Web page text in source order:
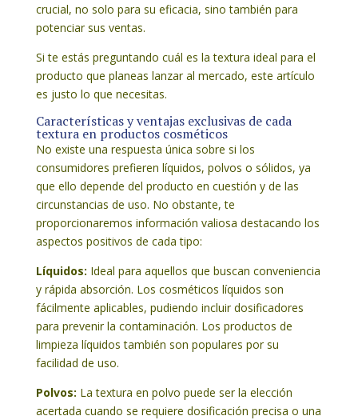
crucial, no solo para su eficacia, sino también para
potenciar sus ventas.
Si te estás preguntando cuál es la textura ideal para el
producto que planeas lanzar al mercado, este artículo
es justo lo que necesitas.
Características y ventajas exclusivas de cada
textura en productos cosméticos
No existe una respuesta única sobre si los
consumidores prefieren líquidos, polvos o sólidos, ya
que ello depende del producto en cuestión y de las
circunstancias de uso. No obstante, te
proporcionaremos información valiosa destacando los
aspectos positivos de cada tipo:
Líquidos: Ideal para aquellos que buscan conveniencia
y rápida absorción. Los cosméticos líquidos son
fácilmente aplicables, pudiendo incluir dosificadores
para prevenir la contaminación. Los productos de
limpieza líquidos también son populares por su
facilidad de uso.
Polvos: La textura en polvo puede ser la elección
acertada cuando se requiere dosificación precisa o una